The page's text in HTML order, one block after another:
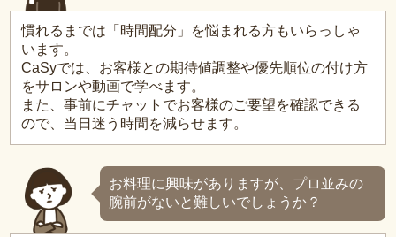
慣れるまでは「時間配分」を悩まれる方もいらっしゃ
います。
CaSyでは、お客様との期待値調整や優先順位の付け方
をサロンや動画で学べます。
また、事前にチャットでお客様のご要望を確認できる
ので、当日迷う時間を減らせます。
お料理に興味がありますが、プロ並みの
腕前がないと難しいでしょうか？